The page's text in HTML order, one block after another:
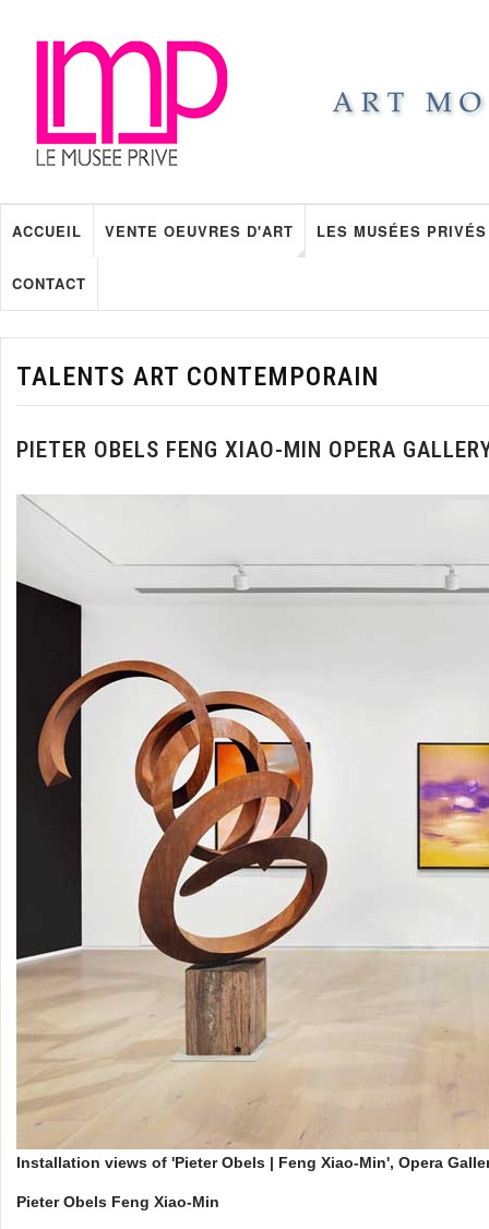
ACCUEIL VENTE OEUVRES D'ART LES MUSÉES PRIVÉS
CONTACT
TALENTS ART CONTEMPORAIN
PIETER OBELS FENG XIAO-MIN OPERA
Installation views of 'Pieter Obels | Feng Xiao-Min', Opera
Pieter Obels Feng Xiao-Min